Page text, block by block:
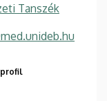
Tanszék